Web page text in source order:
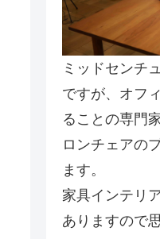
ミッドセンチ
ですが、オフ
ることの専門
ロンチェアの
ます。
家具インテリ
ありますので